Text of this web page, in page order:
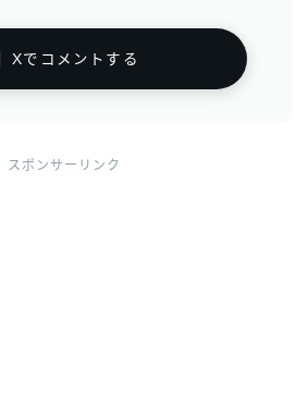
Xでコメントする
スポンサーリンク